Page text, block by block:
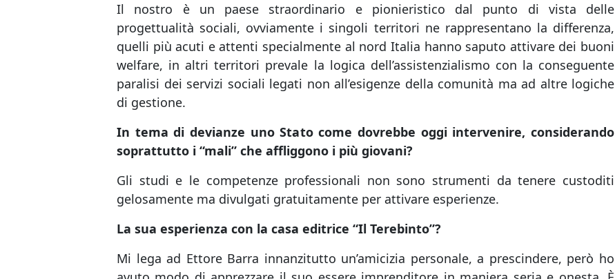
Il nostro è un paese straordinario e pionieristico dal punto di vista delle
progettualità sociali, ovviamente i singoli territori ne rappresentano la differenza,
quelli più acuti e attenti specialmente al nord Italia hanno saputo attivare dei buoni
welfare, in altri territori prevale la logica dell’assistenzialismo con la conseguente
paralisi dei servizi sociali legati non all’esigenze della comunità ma ad altre logiche
di gestione.
In tema di devianze uno Stato come dovrebbe oggi intervenire, considerando
soprattutto i “mali” che affliggono i più giovani?
Gli studi e le competenze professionali non sono strumenti da tenere custoditi
gelosamente ma divulgati gratuitamente per attivare esperienze.
La sua esperienza con la casa editrice “Il Terebinto”?
Mi lega ad Ettore Barra innanzitutto un’amicizia personale, a prescindere, però ho